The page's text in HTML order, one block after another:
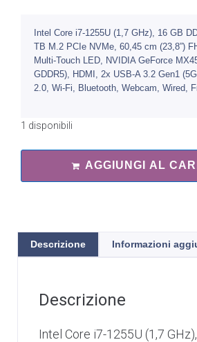
Intel Core i7-1255U (1,7 GHz), 16 GB
TB M.2 PCIe NVMe, 60,45 cm (23,8”)
Multi-Touch LED, NVIDIA GeForce
GDDR5), HDMI, 2x USB-A 3.2 Gen1
2.0, Wi-Fi, Bluetooth, Webcam, Wired,
1 disponibili
AGGIUNGI AL
Descrizione Informazioni
Descrizione
Intel Core i7-1255U (1,7